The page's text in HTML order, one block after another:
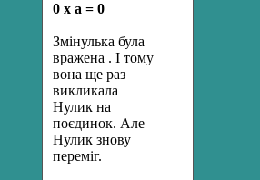
0 х а = 0
Змінулька була
вражена . І тому
вона ще раз
викликала
Нулик на
поєдинок. Але
Нулик знову
переміг.